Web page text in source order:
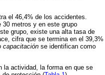
el 46,4% de los accidentes.
metros y en este grupo
grupo, existe una alta tasa de
cifra que se termina en el 39,3%
capacitación se identifican como
la actividad, la forma en que se